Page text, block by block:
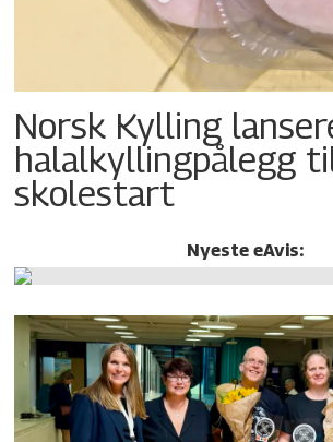
Norsk Kylling
halalkylling­pålegg
skolestart
Nyeste eAvis: